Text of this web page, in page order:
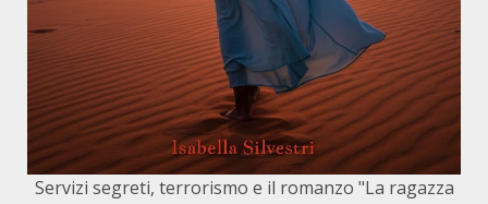
Servizi segreti, terrorismo e il romanzo "La ragazza